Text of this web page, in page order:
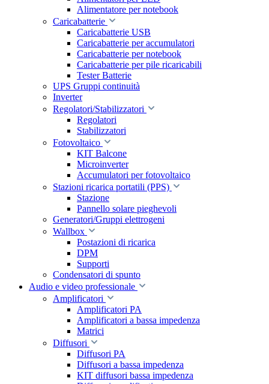
Alimentatore per notebook
Caricabatterie
Caricabatterie USB
Caricabatterie per accumulatori
Caricabatterie per notebook
Caricabatterie per pile ricaricabili
Tester Batterie
UPS Gruppi continuità
Inverter
Regolatori/Stabilizzatori
Regolatori
Stabilizzatori
Fotovoltaico
KIT Balcone
Microinverter
Accumulatori per fotovoltaico
Stazioni ricarica portatili (PPS)
Stazione
Pannello solare pieghevoli
Generatori/Gruppi elettrogeni
Wallbox
Postazioni di ricarica
DPM
Supporti
Condensatori di spunto
Audio e video professionale
Amplificatori
Amplificatori PA
Amplificatori a bassa impedenza
Matrici
Diffusori
Diffusori PA
Diffusori a bassa impedenza
KIT diffusori bassa impedenza